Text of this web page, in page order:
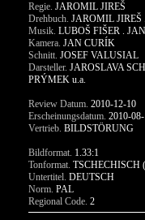
Regie. JAROMIL JIREŠ
Drehbuch. JAROMIL
Musik. LUBOŠ FIŠER .
Kamera. JAN CURÍK
Schnitt. JOSEF VALUSIAL
Darsteller. JAROSLAVA
PRÝMEK u.a.
Review Datum. 2010-12-10
Erscheinungsdatum. 2010-
Vertrieb. BILDSTÖRUNG
Bildformat. 1.33:1
Tonformat. TSCHECHISCH
Untertitel. DEUTSCH
Norm. PAL
Regional Code. 2